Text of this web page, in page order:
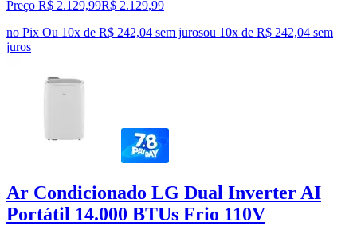
Preço R$ 2.129,99R$ 2.129,99
no Pix Ou 10x de R$ 242,04 sem jurosou 10x de R$ 242,04 sem
juros
Ar Condicionado LG Dual Inverter AI
Portátil 14.000 BTUs Frio 110V